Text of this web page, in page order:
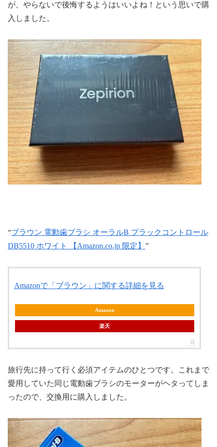
が、やらないで後悔するようはいいよね！という思いで購
入しました。
“ブラウン 電動歯ブラシ オーラルB プラックコントロール
DB5510 ホワイト 【Amazon.co.jp 限定】 ”
Amazonで「ブラウン」に関する詳細を見る
Amazon
楽天
旅行先に持って行く必須アイテムのひとつです。これまで
愛用していた同じ電動歯ブラシのモーターがヘタってしま
ったので、交換用に購入しました。